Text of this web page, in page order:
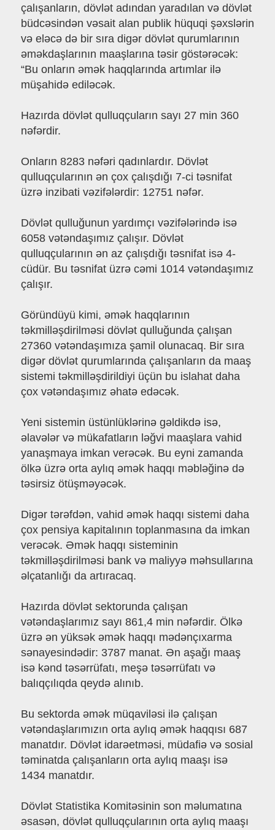
çalışanların, dövlət adından yaradılan və dövlət
büdcəsindən vəsait alan publik hüquqi şəxslərin
və eləcə də bir sıra digər dövlət qurumlarının
əməkdaşlarının maaşlarına təsir göstərəcək:
“Bu onların əmək haqqlarında artımlar ilə
müşahidə ediləcək.
Hazırda dövlət qulluqçuların sayı 27 min 360
nəfərdir.
Onların 8283 nəfəri qadınlardır. Dövlət
qulluqçularının ən çox çalışdığı 7-ci təsnifat
üzrə inzibati vəzifələrdir: 12751 nəfər.
Dövlət qulluğunun yardımçı vəzifələrində isə
6058 vətəndaşımız çalışır. Dövlət
qulluqçularının ən az çalışdığı təsnifat isə 4-
cüdür. Bu təsnifat üzrə cəmi 1014 vətəndaşımız
çalışır.
Göründüyü kimi, əmək haqqlarının
təkmilləşdirilməsi dövlət qulluğunda çalışan
27360 vətəndaşımıza şamil olunacaq. Bir sıra
digər dövlət qurumlarında çalışanların da maaş
sistemi təkmilləşdirildiyi üçün bu islahat daha
çox vətəndaşımız əhatə edəcək.
Yeni sistemin üstünlüklərinə gəldikdə isə,
əlavələr və mükafatların ləğvi maaşlara vahid
yanaşmaya imkan verəcək. Bu eyni zamanda
ölkə üzrə orta aylıq əmək haqqı məbləğinə də
təsirsiz ötüşməyəcək.
Digər tərəfdən, vahid əmək haqqı sistemi daha
çox pensiya kapitalının toplanmasına da imkan
verəcək. Əmək haqqı sisteminin
təkmilləşdirilməsi bank və maliyyə məhsullarına
əlçatanlığı da artıracaq.
Hazırda dövlət sektorunda çalışan
vətəndaşlarımız sayı 861,4 min nəfərdir. Ölkə
üzrə ən yüksək əmək haqqı mədənçıxarma
sənayesindədir: 3787 manat. Ən aşağı maaş
isə kənd təsərrüfatı, meşə təsərrüfatı və
balıqçılıqda qeydə alınıb.
Bu sektorda əmək müqaviləsi ilə çalışan
vətəndaşlarımızın orta aylıq əmək haqqısı 687
manatdır. Dövlət idarəetməsi, müdafiə və sosial
təminatda çalışanların orta aylıq maaşı isə
1434 manatdır.
Dövlət Statistika Komitəsinin son məlumatına
əsasən, dövlət qulluqçularının orta aylıq maaşı